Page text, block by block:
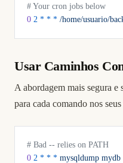
# Your cron jobs below
0 2 * * * /home/usuario/
Usar Caminhos
A abordagem mais segura e
para cada comando nos
# Bad -- relies on PATH
0 2 * * * mysqldump mydb